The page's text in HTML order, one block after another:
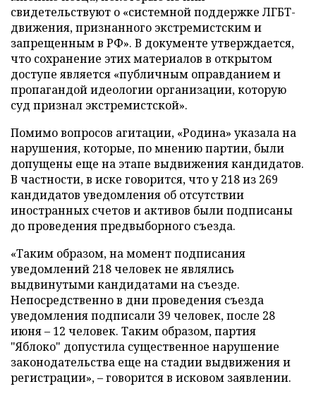
свидетельствуют о «системной поддержке ЛГБТ-
движения, признанного экстремистским и
запрещенным в РФ». В документе утверждается,
что сохранение этих материалов в открытом
доступе является «публичным оправданием и
пропагандой идеологии организации, которую
суд признал экстремистской».
Помимо вопросов агитации, «Родина» указала на
нарушения, которые, по мнению партии, были
допущены еще на этапе выдвижения кандидатов.
В частности, в иске говорится, что у 218 из 269
кандидатов уведомления об отсутствии
иностранных счетов и активов были подписаны
до проведения предвыборного съезда.
«Таким образом, на момент подписания
уведомлений 218 человек не являлись
выдвинутыми кандидатами на съезде.
Непосредственно в дни проведения съезда
уведомления подписали 39 человек, после 28
июня – 12 человек. Таким образом, партия
"Яблоко" допустила существенное нарушение
законодательства еще на стадии выдвижения и
регистрации», – говорится в исковом заявлении.